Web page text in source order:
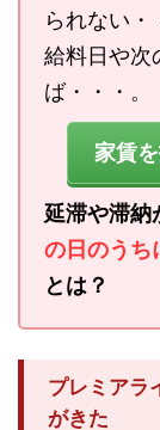
られない・
給料日や次
ば・・・。
家賃
延滞や滞納
の日のうち
とは？
プレミアラ
がきた